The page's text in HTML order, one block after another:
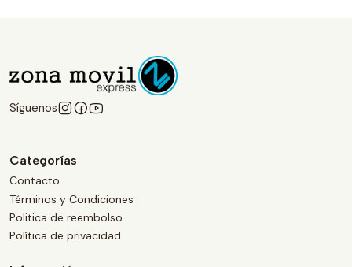
Síguenos
Categorías
Contacto
Términos y Condiciones
Politica de reembolso
Política de privacidad